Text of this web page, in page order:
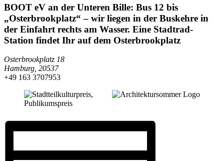
BOOT eV an der Unteren Bille: Bus 12 bis
„Osterbrookplatz“ – wir liegen in der Buskehre in
der Einfahrt rechts am Wasser. Eine Stadtrad-
Station findet Ihr auf dem Osterbrookplatz
Osterbrookplatz 18
Hamburg 20537
‭+49 163 3707953‬